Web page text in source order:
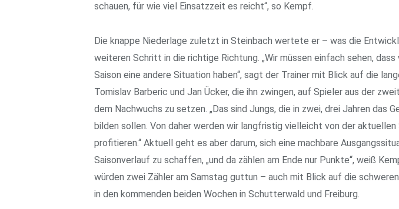
schauen, für wie viel Einsatzzeit es reicht“, so Kempf.
Die knappe Niederlage zuletzt in Steinbach wertete er – was die
weiteren Schritt in die richtige Richtung. „Wir müssen einfach sehen, dass
Saison eine andere Situation haben“, sagt der Trainer mit Blick auf die
Tomislav Barberic und Jan Ücker, die ihn zwingen, auf Spieler aus der
dem Nachwuchs zu setzen. „Das sind Jungs, die in zwei, drei Jahren das
bilden sollen. Von daher werden wir langfristig vielleicht von der aktuellen
profitieren.“ Aktuell geht es aber darum, sich eine machbare
Saisonverlauf zu schaffen, „und da zählen am Ende nur Punkte“, weiß
würden zwei Zähler am Samstag guttun – auch mit Blick auf die
in den kommenden beiden Wochen in Schutterwald und Freiburg.